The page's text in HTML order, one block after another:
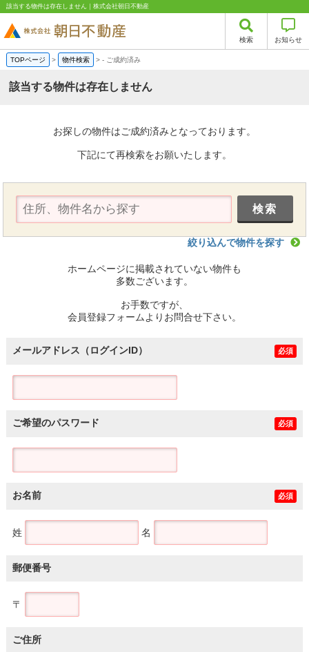
該当する物件は存在しません｜株式会社朝日不動産
検索 お知らせ
TOPページ > 物件検索 >- ご成約済み
該当する物件は存在しません
お探しの物件はご成約済みとなっております。
下記にて再検索をお願いたします。
絞り込んで物件を探す
ホームページに掲載されていない物件も
多数ございます。
お手数ですが、
会員登録フォームよりお問合せ下さい。
メールアドレス（ログインID） 必須
ご希望のパスワード 必須
お名前 必須
姓 名
郵便番号
〒
ご住所